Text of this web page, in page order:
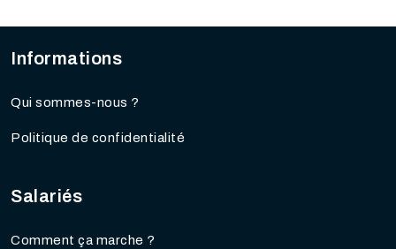
Informations
Qui sommes-nous ?
Politique de confidentialité
Salariés
Comment ça marche ?